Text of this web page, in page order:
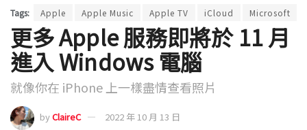
Tags: Apple Apple Music Apple TV iCloud Microsoft
更多 Apple 服務即將於 11 月
進入 Windows 電腦
就像你在 iPhone 上一樣盡情查看照片
byClaireC 2022 年 10 月 13 日